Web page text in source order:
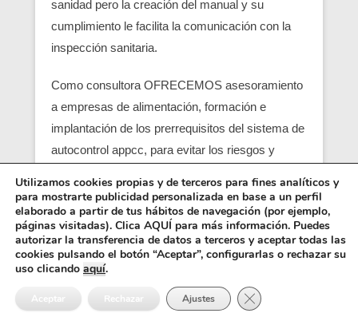
sanidad pero la creación del manual y su
cumplimiento le facilita la comunicación con la
inspección sanitaria.
Como consultora OFRECEMOS asesoramiento
a empresas de alimentación, formación e
implantación de los prerrequisitos del sistema de
autocontrol appcc, para evitar los riesgos y
localizando en su empresa los pcc (puntos
críticos) y obtener un servicio con una correcta
seguridad alimentaria.
Entre los requisitos está el control y el análisis de
cada punto crítico, junto con el registro sanitario,
Utilizamos cookies propias y de terceros para fines analíticos y
para mostrarte publicidad personalizada en base a un perfil
elaborado a partir de tus hábitos de navegación (por ejemplo,
páginas visitadas). Clica AQUÍ para más información. Puedes
autorizar la transferencia de datos a terceros y aceptar todas las
cookies pulsando el botón “Aceptar”, configurarlas o rechazar su
uso clicando aquí.
Aceptar Rechazar Ajustes Cerrar el banner de